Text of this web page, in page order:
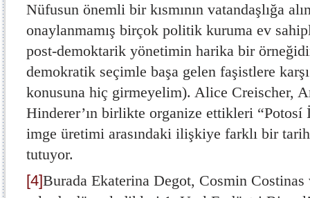
Nüfusun önemli bir kısmının vatandaşlığa
onaylanmamış birçok politik kuruma ev
post-demoktarik yönetimin harika bir
demokratik seçimle başa gelen faşistlere
konusuna hiç girmeyelim). Alice Creischer,
Hinderer’ın birlikte organize ettikleri
imge üretimi arasındaki ilişkiye farklı bir
tutuyor.
[4]Burada Ekaterina Degot, Cosmin